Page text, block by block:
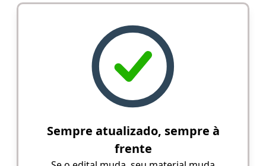
Sempre atualizado, sempre à
frente